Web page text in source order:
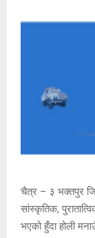
चैत्र – ३ भक्तपुर
सांस्कृतिक,
भएको हुँदा होली